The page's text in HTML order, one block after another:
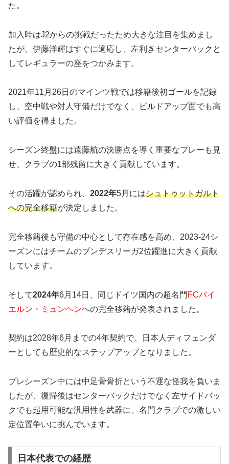
た。
加入時はJ2からの挑戦だったため大きな注目を集めまし
たが、伊藤洋輝はすぐに適応し、左利きセンターバックと
してレギュラーの座をつかみます。
2021年11月26日のマインツ戦では移籍後初ゴールを記録
し、空中戦や対人守備だけでなく、ビルドアップ面でも高
い評価を得ました。
シーズン終盤には遠藤航の決勝点を導く重要なプレーも見
せ、クラブの1部残留に大きく貢献しています。
その活躍が認められ、 2022年5月にはシュトゥットガルト
への完全移籍が決定しました。
完全移籍後も守備の中心として存在感を高め、2023-24シ
ーズンにはチームのブンデスリーガ2位躍進に大きく貢献
しています。
そして2024年6月14日、同じドイツ国内の超名門 FCバイ
エルン・ミュンヘンへの完全移籍が発表されました。
契約は2028年6月までの4年契約で、日本人ディフェンダ
ーとしても歴史的なステップアップとなりました。
プレシーズン中には中足骨骨折という不運な怪我を負いま
したが、復帰後はセンターバックだけでなく左サイドバッ
クでも起用可能な汎用性を武器に、名門クラブでの激しい
定位置争いに挑んでいます。
日本代表での経歴